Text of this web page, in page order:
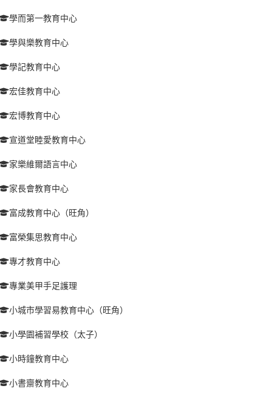
學而第一教育中心
學與樂教育中心
學記教育中心
宏佳教育中心
宏博教育中心
宣道堂睦愛教育中心
家樂維爾語言中心
家長會教育中心
富成教育中心（旺角）
富榮集思教育中心
專才教育中心
專業美甲手足護理
小城市學習易教育中心（旺角）
小學園補習學校（太子）
小時鐘教育中心
小書齋教育中心